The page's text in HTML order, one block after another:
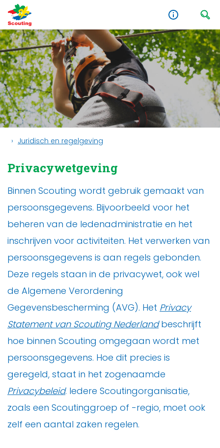
Juridisch en regelgeving
Privacywetgeving
Binnen Scouting wordt gebruik gemaakt van
persoonsgegevens. Bijvoorbeeld voor het
beheren van de ledenadministratie en het
inschrijven voor activiteiten. Het verwerken van
persoonsgegevens is aan regels gebonden.
Deze regels staan in de privacywet, ook wel
de Algemene Verordening
Gegevensbescherming (AVG). Het Privacy
Statement van Scouting Nederlandbeschrijft
hoe binnen Scouting omgegaan wordt met
persoonsgegevens. Hoe dit precies is
geregeld, staat in het zogenaamde
Privacybeleid. Iedere Scoutingorganisatie,
zoals een Scoutinggroep of -regio, moet ook
zelf een aantal zaken regelen.